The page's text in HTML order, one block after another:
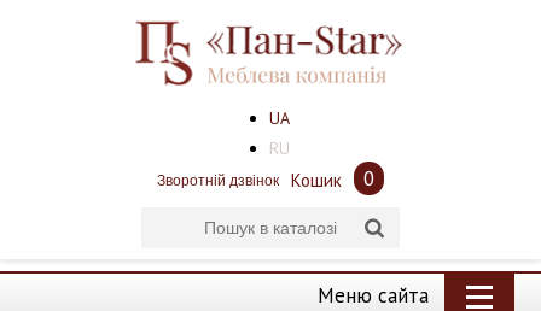
UA
RU
Зворотній дзвінок Кошик 0
Меню сайта